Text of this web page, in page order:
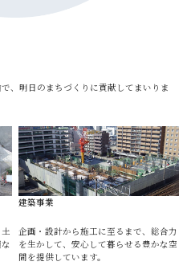
、明日のまちづくりに貢献してまいりま
建築事業
企画・設計から施工に至るまで、総合力
を生かして、安心して暮らせる豊かな空
間を提供しています。